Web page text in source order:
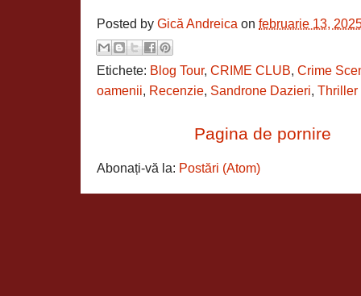
Posted by Gică Andreica on februarie 13,
Etichete: Blog Tour, CRIME CLUB, Crime
oamenii, Recenzie, Sandrone Dazieri, Thriller
Pagina de pornire
Abonați-vă la: Postări (Atom)